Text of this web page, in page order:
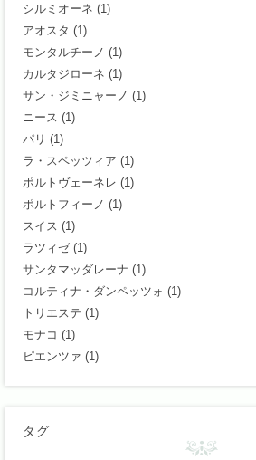
シルミオーネ (1)
アオスタ (1)
モンタルチーノ (1)
カルタジローネ (1)
サン・ジミニャーノ (1)
ニース (1)
パリ (1)
ラ・スペッツィア (1)
ポルトヴェーネレ (1)
ポルトフィーノ (1)
スイス (1)
ラツィゼ (1)
サンタマッダレーナ (1)
コルティナ・ダンペッツォ (1)
トリエステ (1)
モナコ (1)
ピエンツァ (1)
タグ